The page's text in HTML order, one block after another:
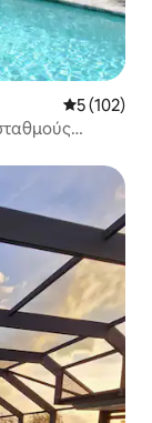
Μέση
5 (102)